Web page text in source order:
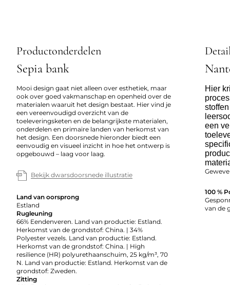
Productonderdelen
Sepia bank
Mooi design gaat niet alleen over esthetiek, maar
ook over goed vakmanschap en openheid over de
materialen waaruit het design bestaat. Hier vind je
een vereenvoudigd overzicht van de
toeleveringsketen en de belangrijkste materialen,
onderdelen en primaire landen van herkomst van
het design. Een doorsnede hieronder biedt een
eenvoudig en visueel inzicht in hoe het ontwerp is
opgebouwd – laag voor laag.
Bekijk dwarsdoorsnede illustratie
Land van oorsprong
Estland
Rugleuning
66% Eendenveren. Land van productie: Estland.
Herkomst van de grondstof: China. | 34%
Polyester vezels. Land van productie: Estland.
Herkomst van de grondstof: China. | High
resilience (HR) polyurethaanschuim, 25 kg/m³, 70
N. Land van productie: Estland. Herkomst van de
grondstof: Zweden.
Zitting
Hier
een
100 %
van de